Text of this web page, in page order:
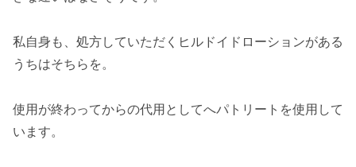
私自身も、処方していただくヒルドイドローションがある
うちはそちらを。
使用が終わってからの代用としてへパトリートを使用して
います。